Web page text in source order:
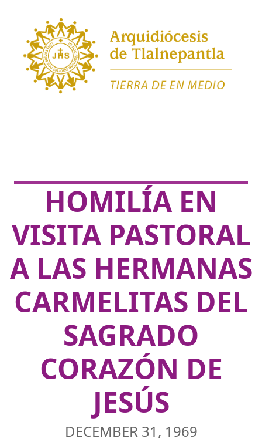
HOMILÍA EN
VISITA PASTORAL
A LAS HERMANAS
CARMELITAS DEL
SAGRADO
CORAZÓN DE
JESÚS
DECEMBER 31, 1969